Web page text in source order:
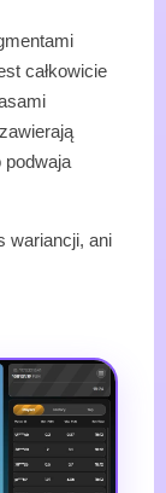
całkowicie
podwaja
wariancji, ani